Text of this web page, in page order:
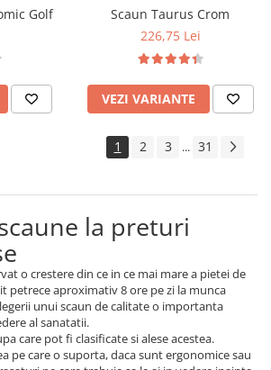
Golf
Scaun Taurus Crom
226,75 Lei
VEZI VARIANTE
1 2 3 ... 31
la preturi
o crestere din ce in ce mai mare a pietei de
petrece aproximativ 8 ore pe zi la munca
unui scaun de calitate o importanta
al sanatatii.
care pot fi clasificate si alese acestea.
pe care o suporta, daca sunt ergonomice sau